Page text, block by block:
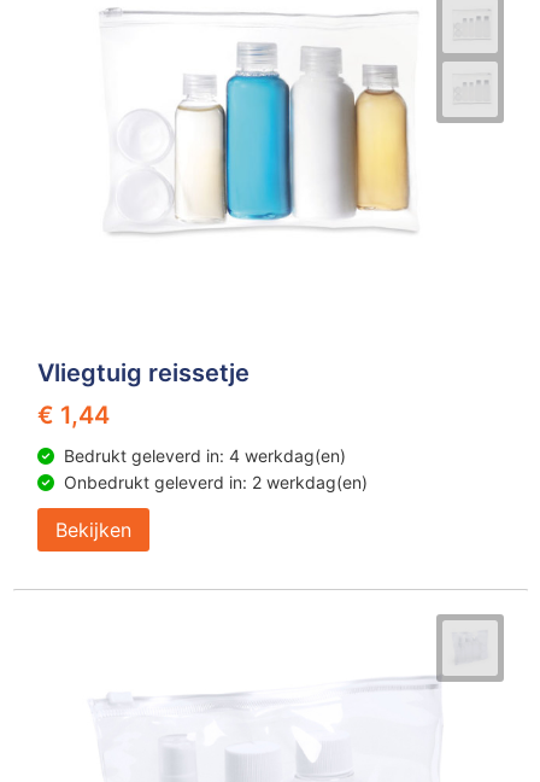
Vliegtuig reissetje
€ 1,44
Bedrukt geleverd in: 4 werkdag(en)
Onbedrukt geleverd in: 2 werkdag(en)
Bekijken